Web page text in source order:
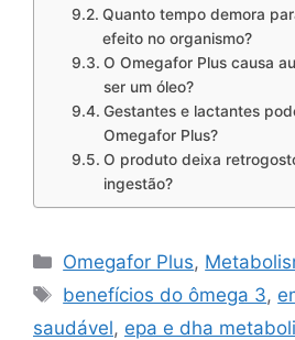
Quanto tempo demora
efeito no organismo?
O Omegafor Plus causa
ser um óleo?
Gestantes e lactantes
Omegafor Plus?
O produto deixa
ingestão?
Categorias
Omegafor Plus,
Tags
benefícios do ômega 3,
saudável, epa e dha